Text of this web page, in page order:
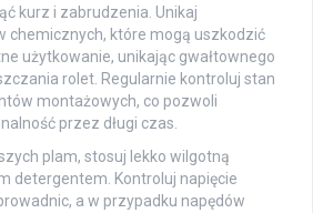
kurz i zabrudzenia. Unikaj
chemicznych, które mogą uszkodzić
użytkowanie, unikając gwałtownego
rolet. Regularnie kontroluj stan
montażowych, co pozwoli
przez długi czas.
plam, stosuj lekko wilgotną
detergentem. Kontroluj napięcie
a w przypadku napędów